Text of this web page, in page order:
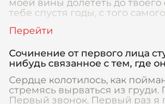
моей вины долететь до
тебе спустя годы, с того
Сочинение от первого лица
нибудь связанное с тем, где
Сердце колотилось, как
стремясь вырваться из груди.
Первый звонок. Первый раз я